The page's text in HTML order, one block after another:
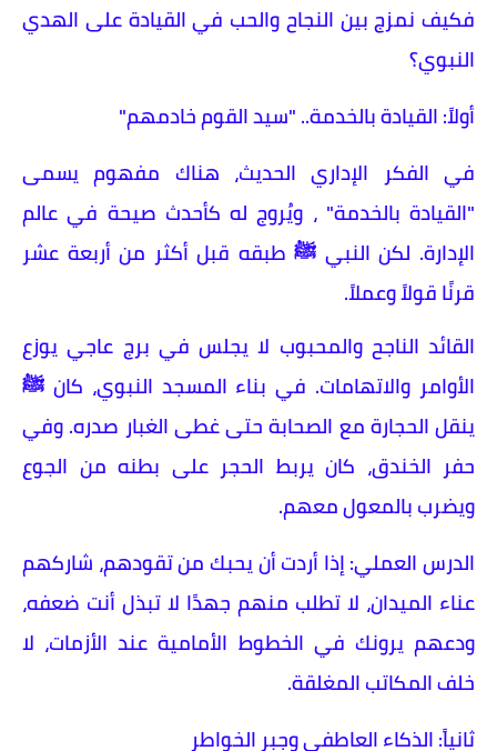
​فكيف نمزج بين النجاح والحب في القيادة على الهدي
النبوي؟
​أولاً: القيادة بالخدمة.. "سيد القوم خادمهم"
​في الفكر الإداري الحديث، هناك مفهوم يسمى
"القيادة بالخدمة" ، ويُروج له كأحدث صيحة في عالم
الإدارة. لكن النبي ﷺ طبقه قبل أكثر من أربعة عشر
قرنًا قولاً وعملاً.
​القائد الناجح والمحبوب لا يجلس في برج عاجي يوزع
الأوامر والاتهامات. في بناء المسجد النبوي، كان ﷺ
ينقل الحجارة مع الصحابة حتى غطى الغبار صدره. وفي
حفر الخندق، كان يربط الحجر على بطنه من الجوع
ويضرب بالمعول معهم.
​الدرس العملي: إذا أردت أن يحبك من تقودهم، شاركهم
عناء الميدان، لا تطلب منهم جهدًا لا تبذل أنت ضعفه،
ودعهم يرونك في الخطوط الأمامية عند الأزمات، لا
خلف المكاتب المغلقة.
​ثانياً: الذكاء العاطفي وجبر الخواطر